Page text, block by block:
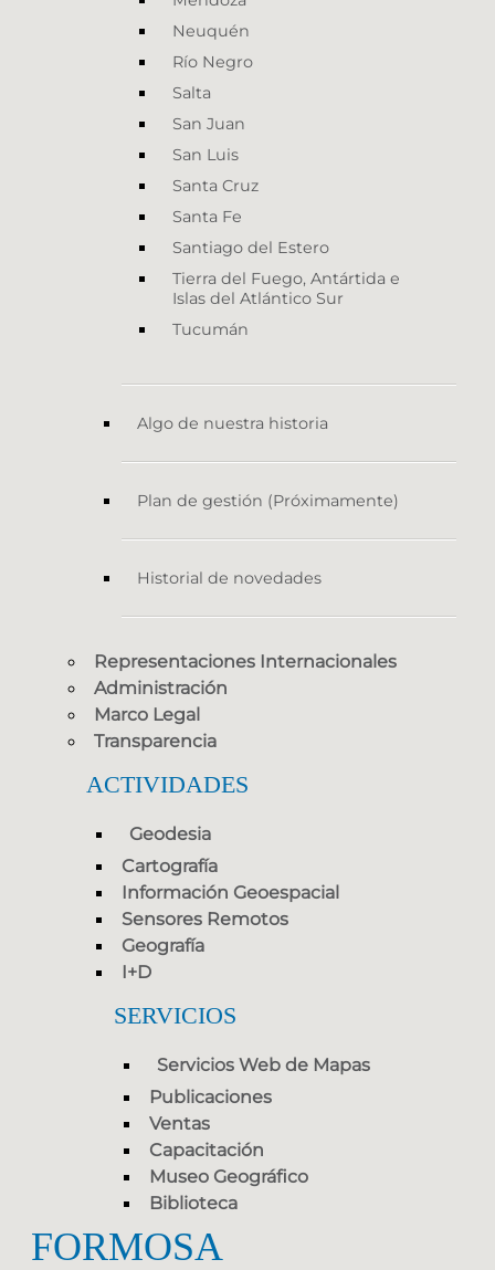
Neuquén
Río Negro
Salta
San Juan
San Luis
Santa Cruz
Santa Fe
Santiago del Estero
Tierra del Fuego, Antártida e
Islas del Atlántico Sur
Tucumán
Algo de nuestra historia
Plan de gestión (Próximamente)
Historial de novedades
Representaciones Internacionales
Administración
Marco Legal
Transparencia
ACTIVIDADES
Geodesia
Cartografía
Información Geoespacial
Sensores Remotos
Geografía
I+D
SERVICIOS
Servicios Web de Mapas
Publicaciones
Ventas
Capacitación
Museo Geográfico
Biblioteca
FORMOSA